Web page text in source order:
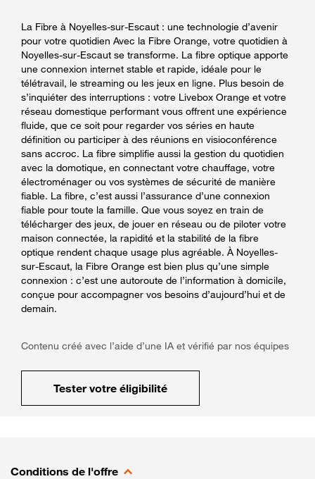
La Fibre à Noyelles-sur-Escaut : une technologie d’avenir
pour votre quotidien Avec la Fibre Orange, votre quotidien à
Noyelles-sur-Escaut se transforme. La fibre optique apporte
une connexion internet stable et rapide, idéale pour le
télétravail, le streaming ou les jeux en ligne. Plus besoin de
s’inquiéter des interruptions : votre Livebox Orange et votre
réseau domestique performant vous offrent une expérience
fluide, que ce soit pour regarder vos séries en haute
définition ou participer à des réunions en visioconférence
sans accroc. La fibre simplifie aussi la gestion du quotidien
avec la domotique, en connectant votre chauffage, votre
électroménager ou vos systèmes de sécurité de manière
fiable. La fibre, c’est aussi l’assurance d’une connexion
fiable pour toute la famille. Que vous soyez en train de
télécharger des jeux, de jouer en réseau ou de piloter votre
maison connectée, la rapidité et la stabilité de la fibre
optique rendent chaque usage plus agréable. À Noyelles-
sur-Escaut, la Fibre Orange est bien plus qu’une simple
connexion : c’est une autoroute de l’information à domicile,
conçue pour accompagner vos besoins d’aujourd’hui et de
demain.
Contenu créé avec l’aide d’une IA et vérifié par nos équipes
Tester votre éligibilité
Conditions de l'offre